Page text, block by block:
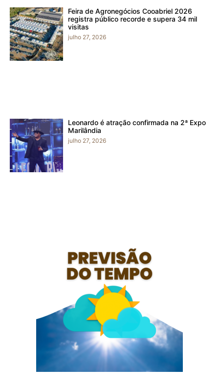
Feira de Agronegócios Cooabriel 2026
registra público recorde e supera 34 mil
visitas
julho 27, 2026
Leonardo é atração confirmada na 2ª Expo
Marilândia
julho 27, 2026